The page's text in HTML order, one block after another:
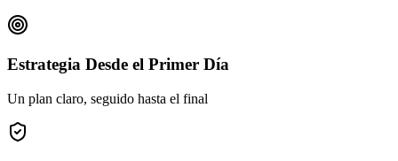
Estrategia Desde el Primer Día
Un plan claro, seguido hasta el final